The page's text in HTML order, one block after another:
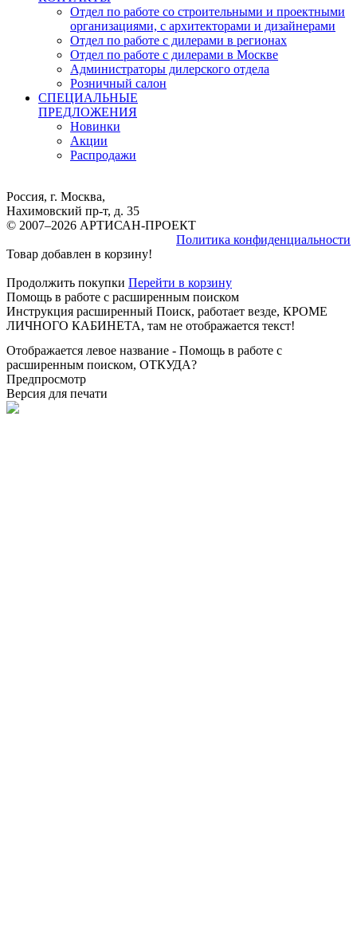
Отдел по работе со строительными и проектными
организациями, с архитекторами и дизайнерами
Отдел по работе с дилерами в регионах
Отдел по работе с дилерами в Москве
Администраторы дилерского отдела
Розничный салон
СПЕЦИАЛЬНЫЕ
ПРЕДЛОЖЕНИЯ
Новинки
Акции
Распродажи
Россия, г. Москва,
Нахимовский пр-т, д. 35
© 2007–2026 АРТИСАН-ПРОЕКТ
Политика конфиденциальности
Товар добавлен в корзину!
Продолжить покупки Перейти в корзину
Помощь в работе с расширенным поиском
Инструкция расширенный Поиск, работает везде, КРОМЕ
ЛИЧНОГО КАБИНЕТА, там не отображается текст!
Отображается левое название - Помощь в работе с
расширенным поиском, ОТКУДА?
Предпросмотр
Версия для печати